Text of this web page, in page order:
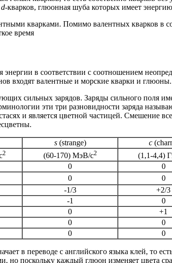
d-кварков, глюонная шуба которых имеет
кварками. Помимо валентных кварков в
время
в соответствии с соотношением
входят валентные и морские кварки и глюоны.
сильных зарядов. Заряды сильного поля
эти три разновидности заряда
и является цветной частицей. Смешение
s(strange) c
2 (60-170) МэВ/с2 (1,1-4,4)
0 0
0 0
-1/3 +2/3
-1 0
0 +1
0 0
0 0
в переводе с английского языка клей, то
поскольку каждый глюон изменяет цвета